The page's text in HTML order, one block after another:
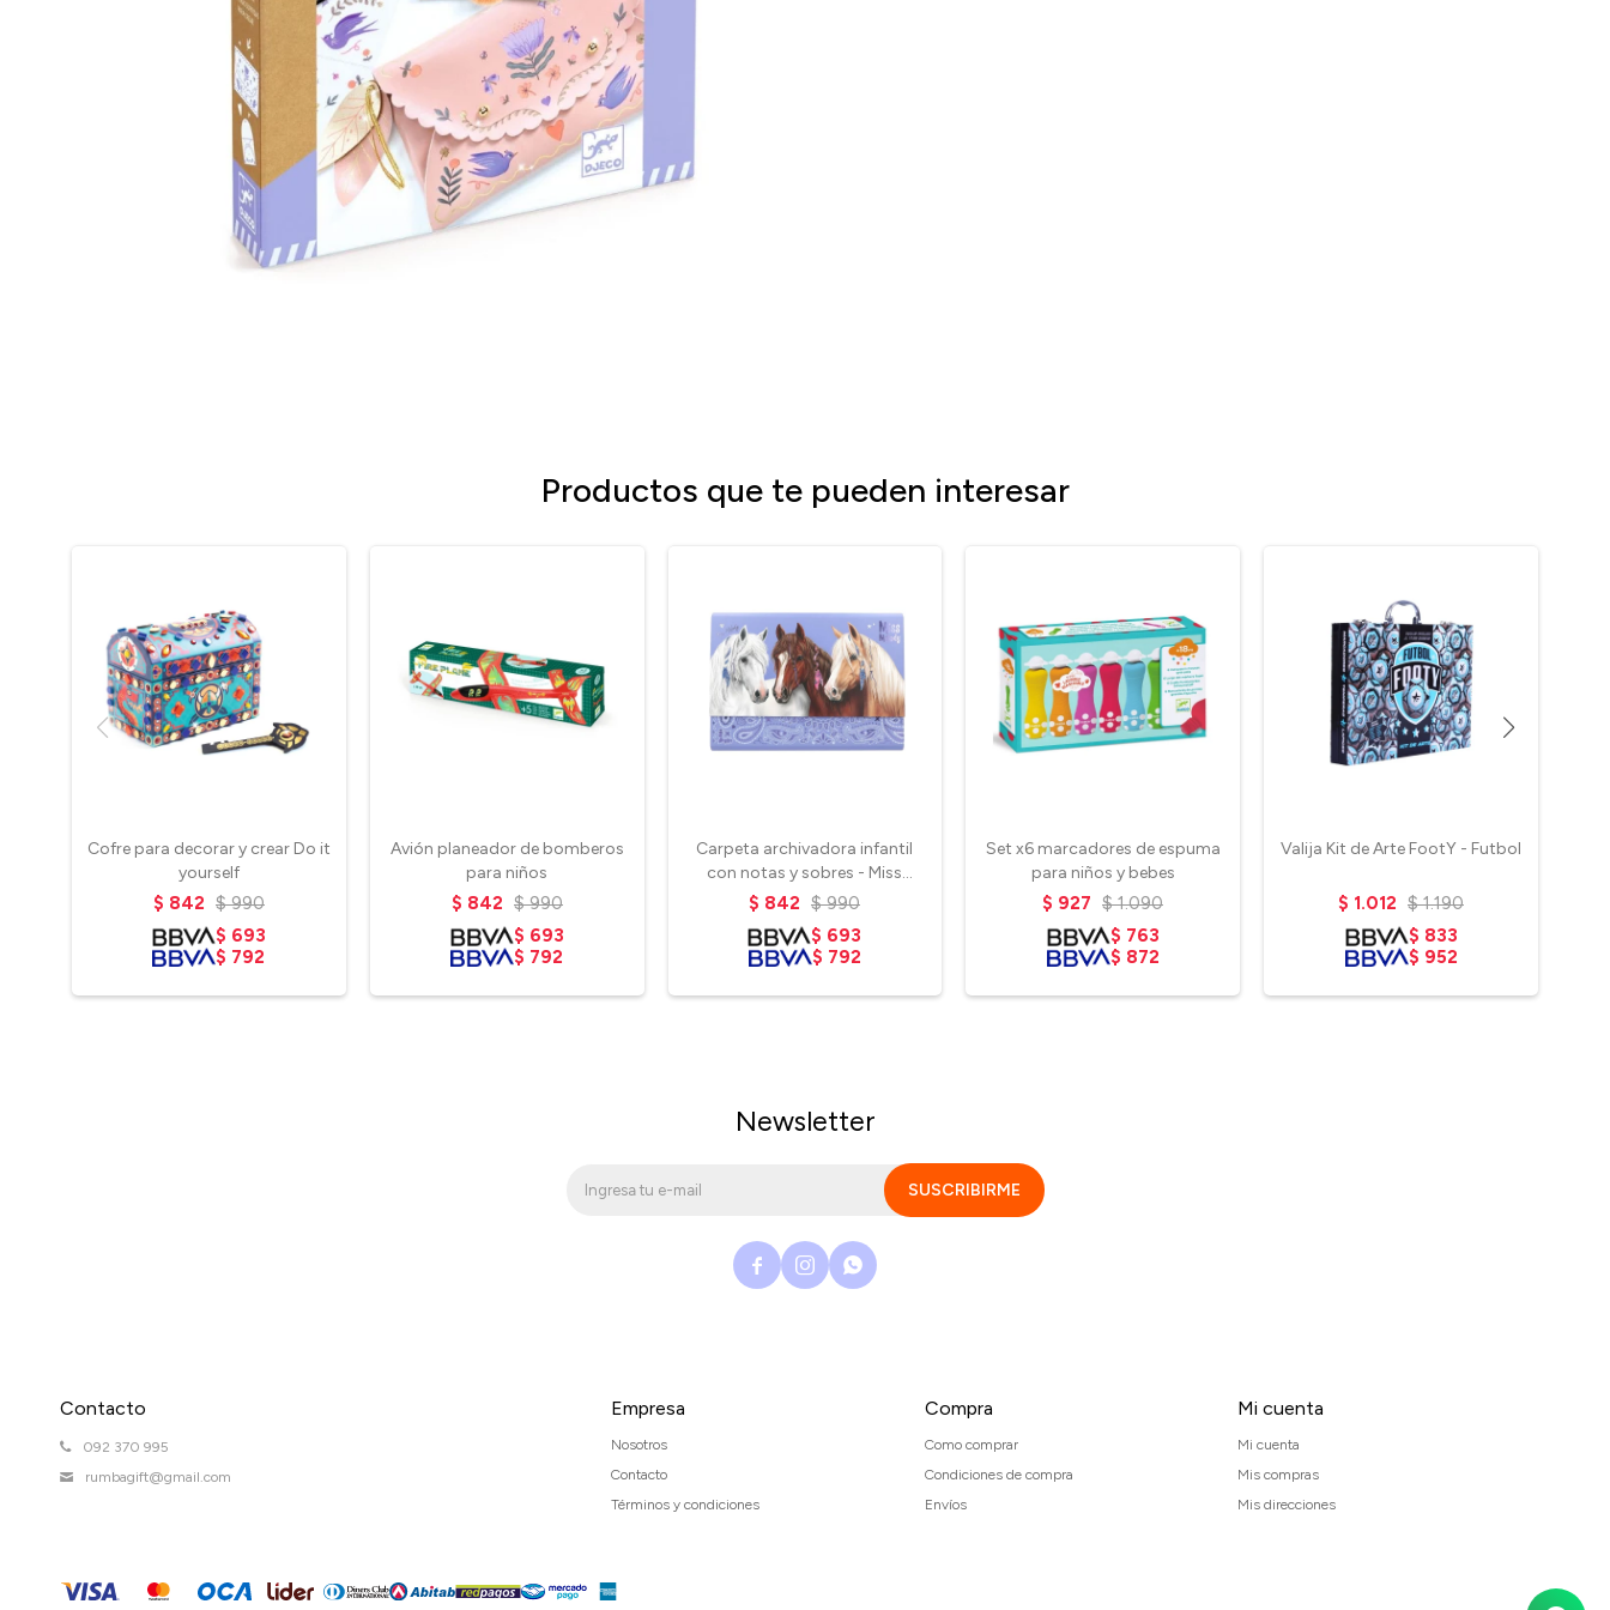
Productos que te pueden interesar
Cofre para decorar y crear Do it
yourself
$ 842 $ 990
$ 693
$ 792
Avión planeador de bomberos
para niños
$ 842 $ 990
$ 693
$ 792
Carpeta archivadora infantil
con notas y sobres - Miss
Melody
$ 842 $ 990
$ 693
$ 792
Set x6 marcadores de espuma
para niños y bebes
$ 927 $ 1.090
$ 763
$ 872
Valija Kit de Arte FootY - Futbol
$ 1.012 $ 1.190
$ 833
$ 952
Contacto
092 370 995
rumbagift@gmail.com
Empresa
Nosotros
Contacto
Términos y condiciones
Compra
Como comprar
Condiciones de compra
Envíos
Mi cuenta
Mi cuenta
Mis compras
Mis direcciones
Newsletter
SUSCRIBIRME
  